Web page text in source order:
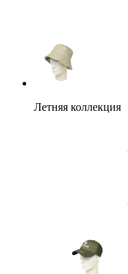
Летняя коллекция